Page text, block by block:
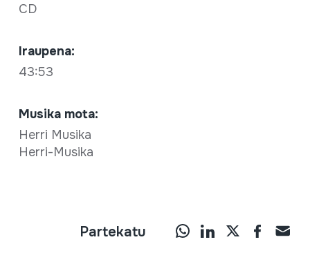
CD
Iraupena:
43:53
Musika mota:
Herri Musika
Herri-Musika
Partekatu